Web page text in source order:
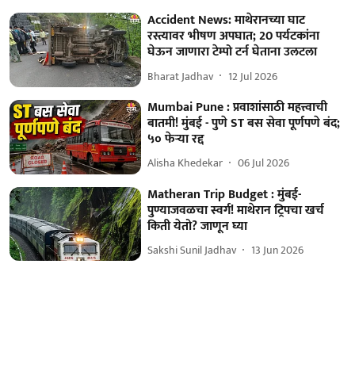
Accident News: माथेरानच्या घाट
रस्त्यावर भीषण अपघात; 20 पर्यटकांना
घेऊन जाणारा टेम्पो टर्न घेताना उलटला
Bharat Jadhav 12 Jul 2026
Mumbai Pune : प्रवाशांसाठी महत्त्वाची
बातमी! मुंबई - पुणे ST बस सेवा पूर्णपणे बंद;
५० फेऱ्या रद्द
Alisha Khedekar 06 Jul 2026
Matheran Trip Budget : मुंबई-
पुण्याजवळचा स्वर्ग! माथेरान ट्रिपचा खर्च
किती येतो? जाणून घ्या
Sakshi Sunil Jadhav 13 Jun 2026